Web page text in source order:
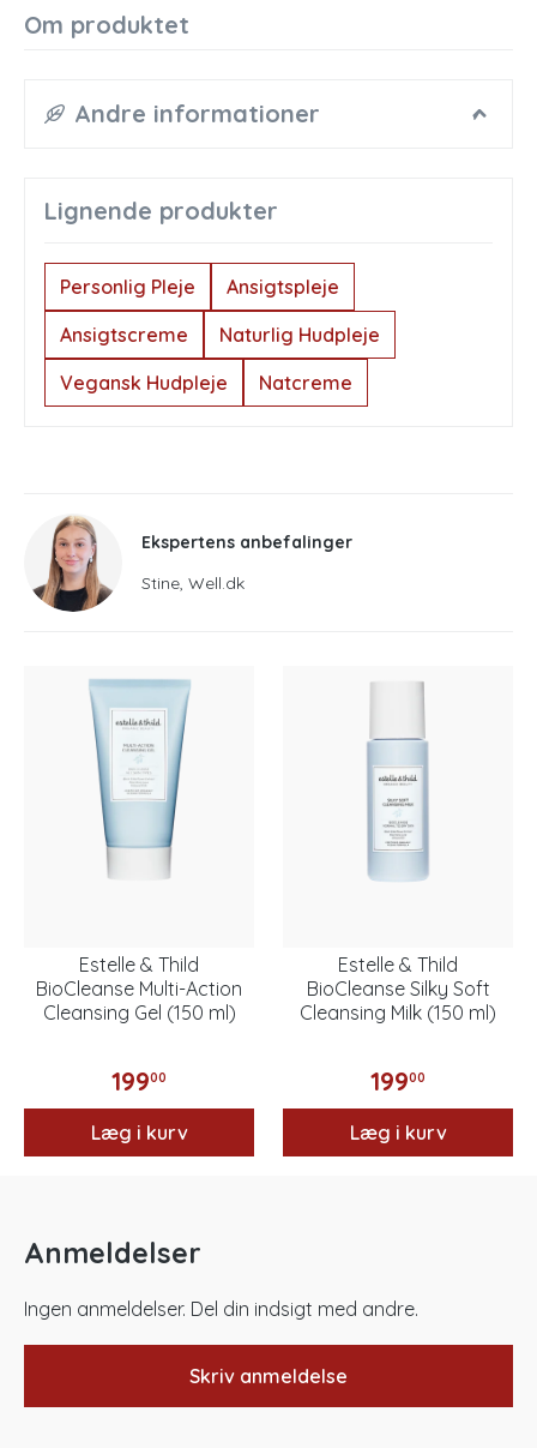
Om produktet
Andre informationer
Lignende produkter
Personlig Pleje
Ansigtspleje
Ansigtscreme
Naturlig Hudpleje
Vegansk Hudpleje
Natcreme
Ekspertens anbefalinger
Stine, Well.dk
Estelle & Thild
BioCleanse Multi-Action
Cleansing Gel (150 ml)
19900
Læg i kurv
Estelle & Thild
BioCleanse Silky Soft
Cleansing Milk (150 ml)
19900
Læg i kurv
Anmeldelser
Ingen anmeldelser. Del din indsigt med andre.
Skriv anmeldelse